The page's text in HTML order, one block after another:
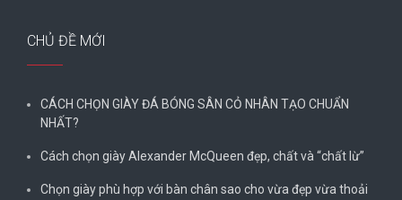
CHỦ ĐỀ MỚI
CÁCH CHỌN GIÀY ĐÁ BÓNG SÂN CỎ NHÂN TẠO CHUẨN
NHẤT?
Cách chọn giày Alexander McQueen đẹp, chất và “chất lừ”
Chọn giày phù hợp với bàn chân sao cho vừa đẹp vừa thoải